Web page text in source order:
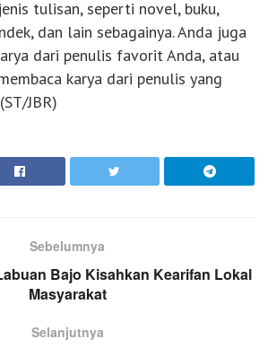
tulisan, seperti novel, buku,
dan lain sebagainya. Anda juga
dari penulis favorit Anda, atau
karya dari penulis yang
JBR)
Sebelumnya
Bajo Kisahkan Kearifan Lokal
Masyarakat
Selanjutnya